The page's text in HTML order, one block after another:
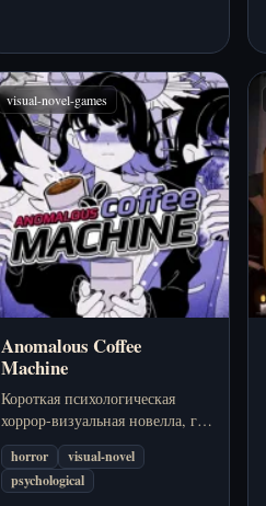
visual-novel-games
Anomalous Coffee
Machine
Короткая психологическая
хоррор-визуальная новелла, где
обычная кофемашина
постепенно превращается в
источник тревоги и странных
horror
visual-novel
psychological